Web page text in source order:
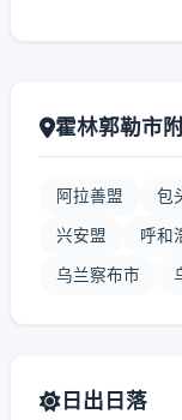
霍林郭勒市
阿拉善盟 包
兴安盟 呼和
乌兰察布市
日出日落